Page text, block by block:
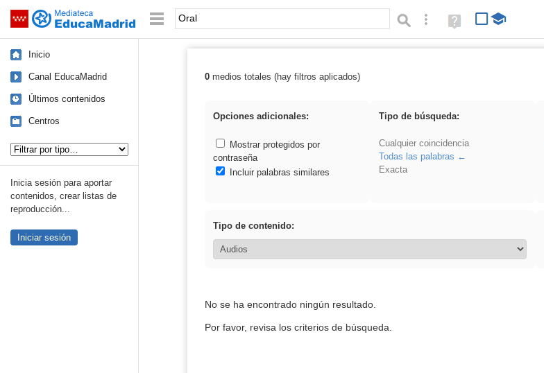
Saltar navegación Palabra o frase: Búsqueda avanzada
Ayuda
(en
Inicio
Canal EducaMadrid
Últimos contenidos
Centros
Inicia sesión para aportar
contenidos, crear listas de
reproducción...
Iniciar sesión
Resultados de: Oral
0medios totales (hay filtros aplicados)
Opciones adicionales:
Mostrar protegidos por
contraseña
Incluir palabras similares
Tipo de búsqueda:
Cualquier coincidencia
Todas las palabras
Exacta
Tipo de contenido:
No se ha encontrado ningún resultado.
Por favor, revisa los criterios de búsqueda.